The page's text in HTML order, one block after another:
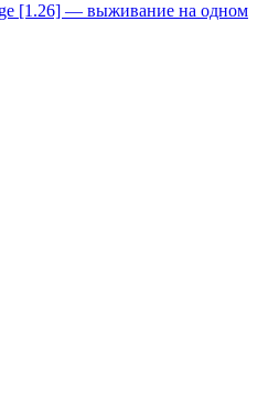
[1.26] — выживание на одном